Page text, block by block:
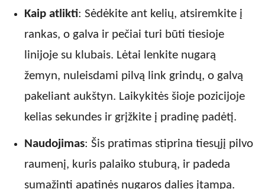
Kaip atlikti: Sėdėkite ant kelių, atsiremkite į
rankas, o galva ir pečiai turi būti tiesioje
linijoje su klubais. Lėtai lenkite nugarą
žemyn, nuleisdami pilvą link grindų, o galvą
pakeliant aukštyn. Laikykitės šioje pozicijoje
kelias sekundes ir grįžkite į pradinę padėtį.
Naudojimas: Šis pratimas stiprina tiesųjį pilvo
raumenį, kuris palaiko stuburą, ir padeda
sumažinti apatinės nugaros dalies įtampą.